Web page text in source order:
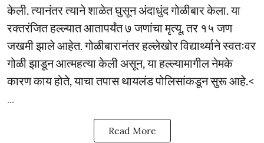
केली. त्यानंतर त्याने शाळेत घुसून अंदाधुंद गोळीबार केला. या
रक्तरंजित हल्ल्यात आतापर्यंत ७ जणांचा मृत्यू, तर १५ जण
जखमी झाले आहेत. गोळीबारानंतर हल्लेखोर विद्यार्थ्याने स्वतःवर
गोळी झाडून आत्महत्या केली असून, या हल्ल्यामागील नेमके
कारण काय होते, याचा तपास थायलंड पोलिसांकडून सुरू आहे.<
...
Read More